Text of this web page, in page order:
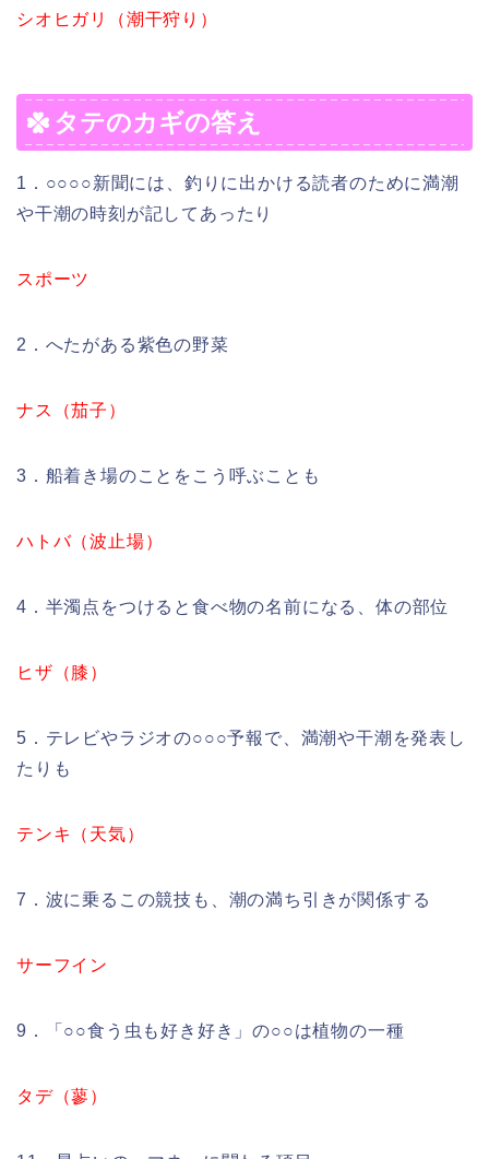
シオヒガリ（潮干狩り）
タテのカギの答え
1．○○○○新聞には、釣りに出かける読者のために満潮
や干潮の時刻が記してあったり
スポーツ
2．へたがある紫色の野菜
ナス（茄子）
3．船着き場のことをこう呼ぶことも
ハトバ（波止場）
4．半濁点をつけると食べ物の名前になる、体の部位
ヒザ（膝）
5．テレビやラジオの○○○予報で、満潮や干潮を発表し
たりも
テンキ（天気）
7．波に乗るこの競技も、潮の満ち引きが関係する
サーフイン
9．「○○食う虫も好き好き」の○○は植物の一種
タデ（蓼）